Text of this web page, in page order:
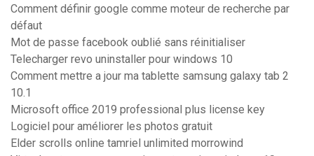
Comment définir google comme moteur de recherche par
défaut
Mot de passe facebook oublié sans réinitialiser
Telecharger revo uninstaller pour windows 10
Comment mettre a jour ma tablette samsung galaxy tab 2
10.1
Microsoft office 2019 professional plus license key
Logiciel pour améliorer les photos gratuit
Elder scrolls online tamriel unlimited morrowind